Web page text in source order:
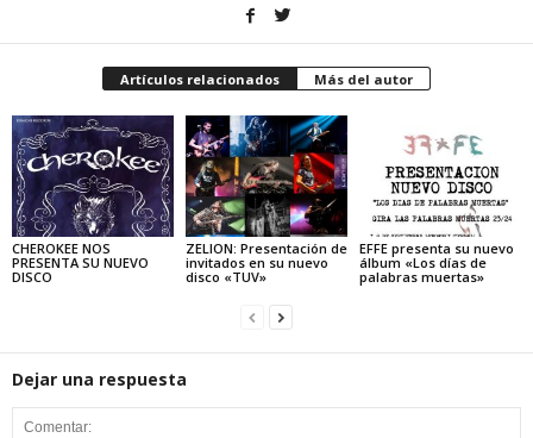
Artículos relacionados Más del autor
CHEROKEE NOS
PRESENTA SU NUEVO
DISCO
ZELION: Presentación de
invitados en su nuevo
disco «TUV»
EFFE presenta su nuevo
álbum «Los días de
palabras muertas»
Dejar una respuesta